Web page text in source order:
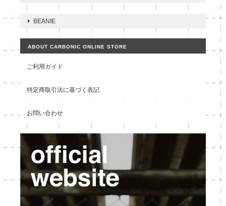
BEANIE
ABOUT CARBONIC ONLINE STORE
ご利用ガイド
特定商取引法に基づく表記
お問い合わせ